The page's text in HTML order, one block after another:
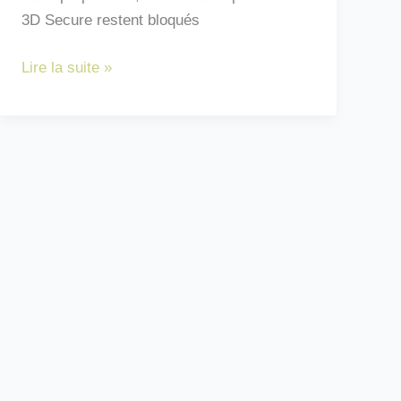
3D Secure restent bloqués
Certicode
Lire la suite »